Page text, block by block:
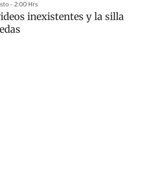
- 2:00 Hrs
inexistentes y la silla